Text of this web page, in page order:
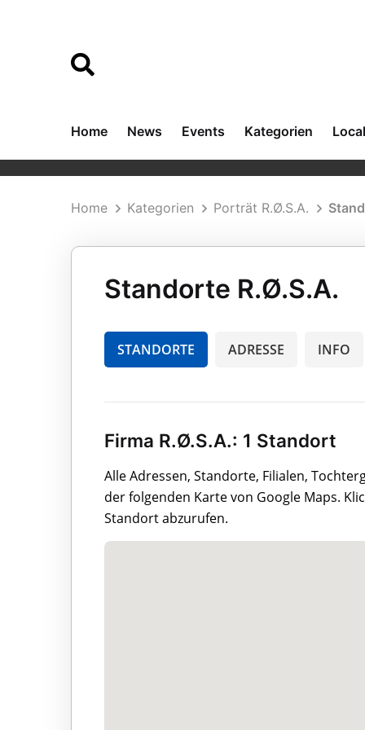
Home News Events Kategorien Local
Home Kategorien Porträt R.Ø.S.A.
Standorte R.Ø.S.A.
STANDORTE ADRESSE INFO
Firma R.Ø.S.A.: 1 Standort
Alle Adressen, Standorte, Filialen,
der folgenden Karte von Google Maps.
Standort abzurufen.